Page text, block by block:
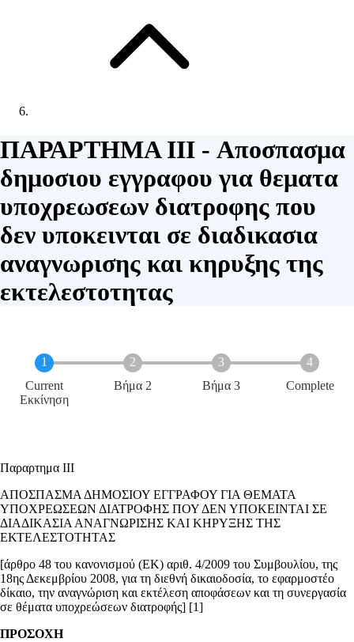
ΠΑΡΑΡΤΗΜΑ III - Αποσπασμα
δημοσιου εγγραφου για θεματα
υποχρεωσεων διατροφης που
δεν υποκεινται σε διαδικασια
αναγνωρισης και κηρυξης της
εκτελεστοτητας
Current
Εκκίνηση
Βήμα 2 Βήμα 3 Complete
Παραρτημα III
ΑΠΟΣΠΑΣΜΑ ΔΗΜΟΣΙΟΥ ΕΓΓΡΑΦΟΥ ΓΙΑ ΘΕΜΑΤΑ
ΥΠΟΧΡΕΩΣΕΩΝ ΔΙΑΤΡΟΦΗΣ ΠΟΥ ΔΕΝ ΥΠΟΚΕΙΝΤΑΙ ΣΕ
ΔΙΑΔΙΚΑΣΙΑ ΑΝΑΓΝΩΡΙΣΗΣ ΚΑΙ ΚΗΡΥΞΗΣ ΤΗΣ
ΕΚΤΕΛΕΣΤΟΤΗΤΑΣ
[άρθρο 48 του κανονισμού (ΕΚ) αριθ. 4/2009 του Συμβουλίου, της
18ης Δεκεμβρίου 2008, για τη διεθνή δικαιοδοσία, το εφαρμοστέο
δίκαιο, την αναγνώριση και εκτέλεση αποφάσεων και τη συνεργασία
σε θέματα υποχρεώσεων διατροφής] [1]
ΠΡΟΣΟΧΗ